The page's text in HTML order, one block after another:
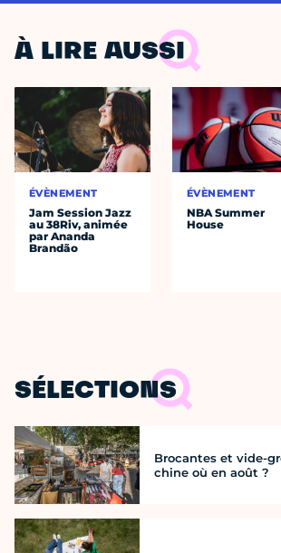
À LIRE AUSSI
ÉVÈNEMENT
Jam Session Jazz
au 38Riv, animée
par Ananda
Brandão
ÉVÈNEMENT
NBA Summer
House
SÉLECTIONS
Brocantes et vide-
chine où en août ?